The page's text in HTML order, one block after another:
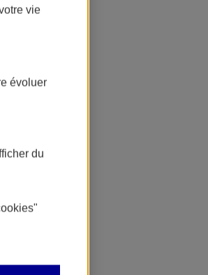
vie
évoluer
du
"